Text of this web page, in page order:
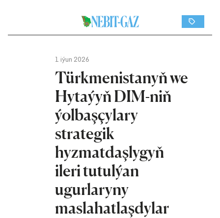
1 iýun 2026
Türkmenistanyň we
Hytaýyň DIM-niň
ýolbaşçylary
strategik
hyzmatdaşlygyň
ileri tutulýan
ugurlaryny
maslahatlaşdylar